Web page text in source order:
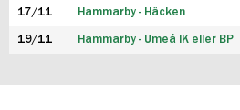
17/11 Hammarby - Häcken
19/11 Hammarby - Umeå IK eller BP